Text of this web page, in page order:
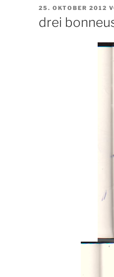
VERÖFFENTLICHT
AM
25. OKTOBER 2012
drei